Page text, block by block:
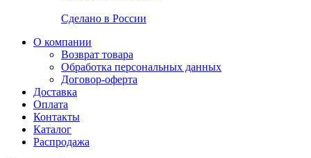
Сделано в России
О компании
Возврат товара
Обработка персональных данных
Договор-оферта
Доставка
Оплата
Контакты
Каталог
Распродажа